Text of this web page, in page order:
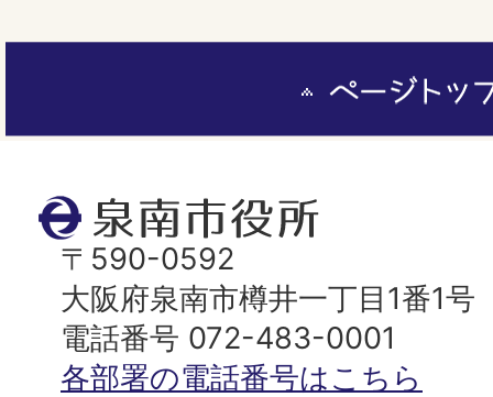
泉
南
市
役
所
〒590-0592
大阪府泉南市樽井一丁目1番1号
電話番号 072-483-0001
各部署の電話番号はこちら